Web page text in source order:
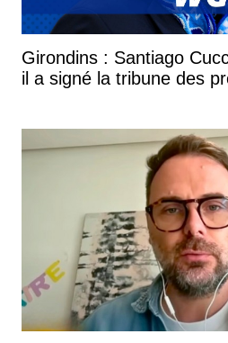
Girondins : Santiago
il a signé la tribune des